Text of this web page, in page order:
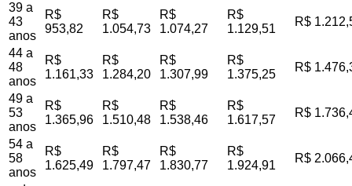
39 a
43
anos
R$
953,82
R$
1.054,73
R$
1.074,27
R$
1.129,51
R$
44 a
48
anos
R$
1.161,33
R$
1.284,20
R$
1.307,99
R$
1.375,25
R$
49 a
53
anos
R$
1.365,96
R$
1.510,48
R$
1.538,46
R$
1.617,57
R$
54 a
58
anos
R$
1.625,49
R$
1.797,47
R$
1.830,77
R$
1.924,91
R$